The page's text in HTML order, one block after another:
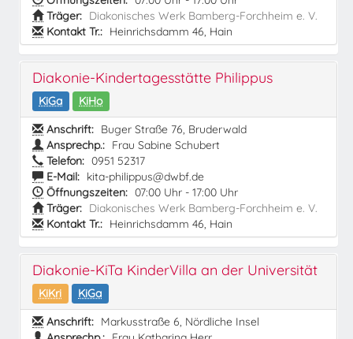
Träger: Diakonisches Werk Bamberg-Forchheim e. V.
Kontakt Tr.: Heinrichsdamm 46, Hain
Diakonie-Kindertagesstätte Philippus
KiGa
KiHo
Anschrift: Buger Straße 76, Bruderwald
Ansprechp.: Frau Sabine Schubert
Telefon: 0951 52317
E-Mail: kita-philippus@dwbf.de
Öffnungszeiten: 07:00 Uhr - 17:00 Uhr
Träger: Diakonisches Werk Bamberg-Forchheim e. V.
Kontakt Tr.: Heinrichsdamm 46, Hain
Diakonie-KiTa KinderVilla an der Universität
KiKri
KiGa
Anschrift: Markusstraße 6, Nördliche Insel